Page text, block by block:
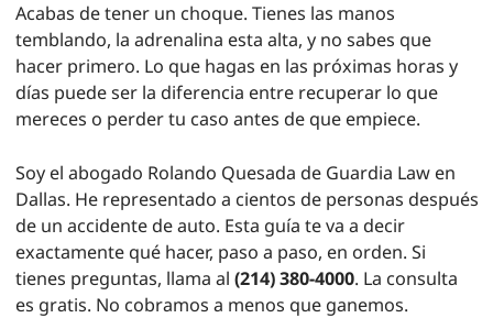
Acabas de tener un choque. Tienes las manos
temblando, la adrenalina esta alta, y no sabes que
hacer primero. Lo que hagas en las próximas horas y
días puede ser la diferencia entre recuperar lo que
mereces o perder tu caso antes de que empiece.
Soy el abogado Rolando Quesada de Guardia Law en
Dallas. He representado a cientos de personas después
de un accidente de auto. Esta guía te va a decir
exactamente qué hacer, paso a paso, en orden. Si
tienes preguntas, llama al (214) 380-4000. La consulta
es gratis. No cobramos a menos que ganemos.
Contacto